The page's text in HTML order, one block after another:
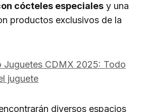
cócteles especiales y una
productos exclusivos de la
Juguetes CDMX 2025: Todo
juguete
diversos espacios